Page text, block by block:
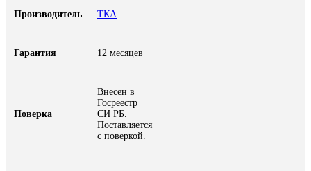
Производитель ТКА
Гарантия 12 месяцев
Поверка
Внесен в
Госреестр
СИ РБ.
Поставляется
с поверкой.